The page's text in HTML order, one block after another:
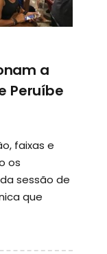
a
Peruíbe
faixas e
os
sessão de
que